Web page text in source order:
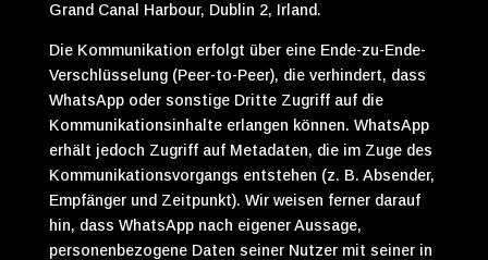
Grand Canal Harbour, Dublin 2, Irland.
Die Kommunikation erfolgt über eine Ende-zu-Ende-
Verschlüsselung (Peer-to-Peer), die verhindert, dass
WhatsApp oder sonstige Dritte Zugriff auf die
Kommunikationsinhalte erlangen können. WhatsApp
erhält jedoch Zugriff auf Metadaten, die im Zuge des
Kommunikationsvorgangs entstehen (z. B. Absender,
Empfänger und Zeitpunkt). Wir weisen ferner darauf
hin, dass WhatsApp nach eigener Aussage,
personenbezogene Daten seiner Nutzer mit seiner in